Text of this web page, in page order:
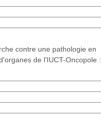
contre une pathologie en
de l'IUCT-Oncopole :